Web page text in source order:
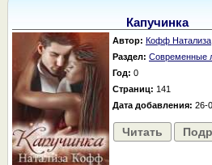
Капучинка
Автор: Кофф Натализа
Раздел: Современные
Год: 0
Страниц: 141
Дата добавления: 26-
Читать